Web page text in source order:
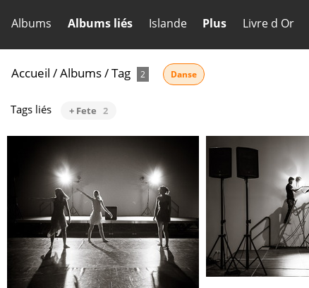
Albums Albums liés Islande Plus Livre d Or
Accueil /Albums/Tag 2 Danse
Tags liés + Fete 2